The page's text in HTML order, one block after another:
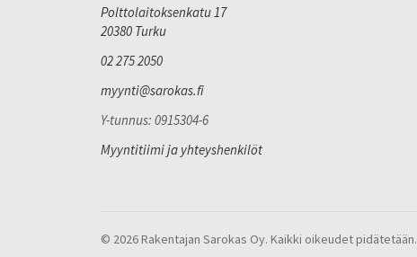
Polttolaitoksenkatu 17
20380 Turku
02 275 2050
myynti@sarokas.fi
Y-tunnus: 0915304-6
Myyntitiimi ja yhteyshenkilöt
© 2026 Rakentajan Sarokas Oy. Kaikki oikeudet pidätetään.